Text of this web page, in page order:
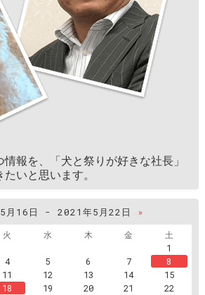
報を、「犬と祭りが好きな社長」
いと思います。
月16日 - 2021年5月22日
»
火 水 木 金
土
1
4 5 6 7
8
11 12 13 14
15
18 19 20 21
22